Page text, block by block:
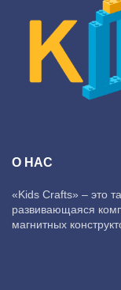
О НАС
«Kids Crafts» – это
развивающаяся
магнитных